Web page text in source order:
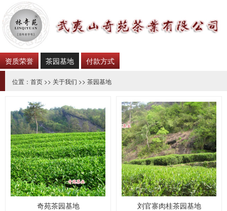
资质荣誉 茶园基地 付款方式
位置： 首页 >> 关于我们 >> 茶园基地
奇苑茶园基地 刘官寨肉桂茶园基地